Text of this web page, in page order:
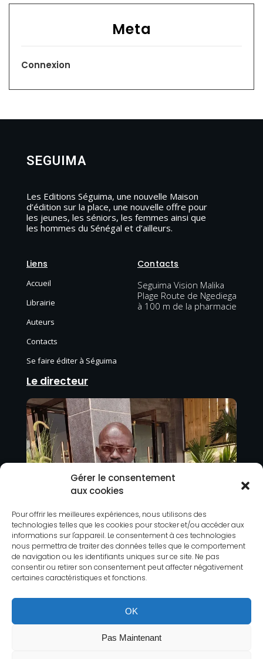
Gérer le consentement
aux cookies
Pour offrir les meilleures expériences, nous utilisons des
technologies telles que les cookies pour stocker et/ou accéder aux
informations sur l'appareil. Le consentement à ces technologies
nous permettra de traiter des données telles que le comportement
de navigation ou les identifiants uniques sur ce site. Ne pas
consentir ou retirer son consentement peut affecter négativement
certaines caractéristiques et fonctions.
OK
Pas Maintenant
Meta
Connexion
SEGUIMA
Les Editions Séguima, une nouvelle Maison
d’édition sur la place, une nouvelle offre pour
les jeunes, les séniors, les femmes ainsi que
les hommes du Sénégal et d’ailleurs.
Liens
Accueil
Librairie
Auteurs
Contacts
Se faire éditer à Séguima
Contacts
Seguima Vision Malika
Plage Route de Ngediega
à 100 m de la pharmacie
Le directeur